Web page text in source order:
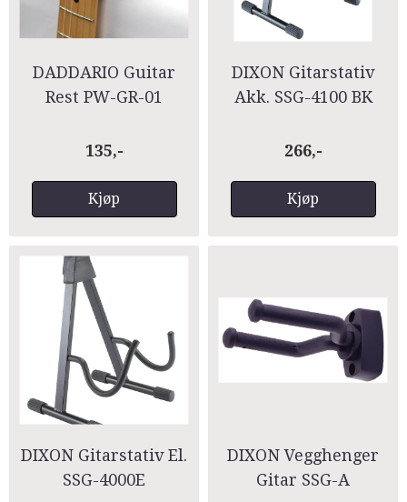
DADDARIO Guitar
Rest PW-GR-01
135,-
Kjøp
DIXON Gitarstativ
Akk. SSG-4100 BK
266,-
Kjøp
DIXON Gitarstativ El.
SSG-4000E
DIXON Vegghenger
Gitar SSG-A